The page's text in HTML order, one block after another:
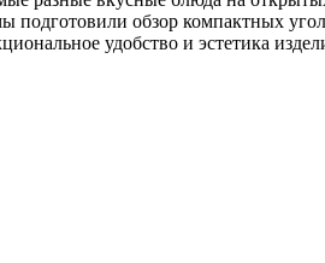
подготовили обзор компактных
удобство и эстетика